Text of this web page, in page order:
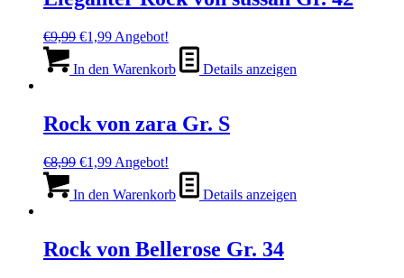
€9,99 Ursprünglicher
war:
€1,99Aktueller
ist:
Angebot!
In den Warenkorb Details anzeigen
Rock von zara Gr. S
€8,99 Ursprünglicher
war:
€1,99Aktueller
ist:
Angebot!
In den Warenkorb Details anzeigen
Rock von Bellerose Gr. 34